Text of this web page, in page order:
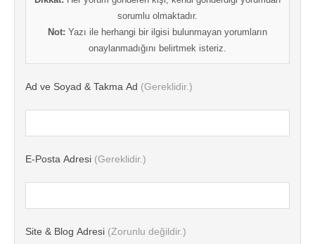
sorumlu olmaktadır.
Not: Yazı ile herhangi bir ilgisi bulunmayan yorumların
onaylanmadığını belirtmek isteriz.
Ad ve Soyad & Takma Ad (Gereklidir.)
E-Posta Adresi (Gereklidir.)
Site & Blog Adresi (Zorunlu değildir.)